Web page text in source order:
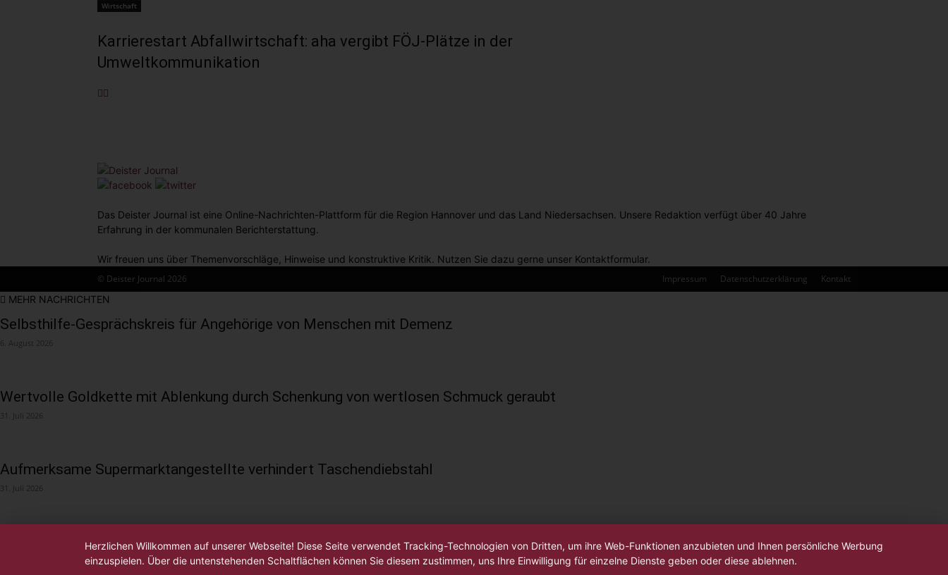
Wirtschaft
Karrierestart Abfallwirtschaft: aha vergibt FÖJ-Plätze in der
Umweltkommunikation
Das Deister Journal ist eine Online-Nachrichten-Plattform für die Region Hannover und das Land Niedersachsen. Unsere Redaktion verfügt über 40 Jahre
Erfahrung in der kommunalen Berichterstattung.
Wir freuen uns über Themenvorschläge, Hinweise und konstruktive Kritik. Nutzen Sie dazu gerne unser Kontaktformular.
Impressum
Datenschutzerklärung Kontakt
© Deister Journal 2026
MEHR NACHRICHTEN
Selbsthilfe-Gesprächskreis für Angehörige von Menschen mit Demenz
6. August 2026
Wertvolle Goldkette mit Ablenkung durch Schenkung von wertlosen Schmuck geraubt
31. Juli 2026
Aufmerksame Supermarktangestellte verhindert Taschendiebstahl
31. Juli 2026
Herzlichen Willkommen auf unserer Webseite! Diese Seite verwendet Tracking-Technologien von Dritten, um ihre Web-Funktionen anzubieten und Ihnen persönliche Werbung
einzuspielen. Über die untenstehenden Schaltflächen können Sie diesem zustimmen, uns Ihre Einwilligung für einzelne Dienste geben oder diese ablehnen.